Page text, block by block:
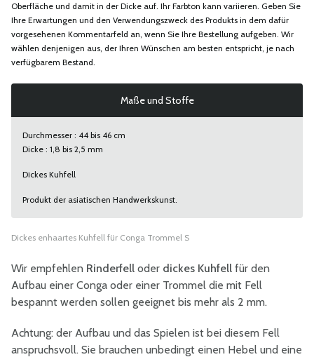
Oberfläche und damit in der Dicke auf. Ihr Farbton kann variieren. Geben Sie
Ihre Erwartungen und den Verwendungszweck des Produkts in dem dafür
vorgesehenen Kommentarfeld an, wenn Sie Ihre Bestellung aufgeben. Wir
wählen denjenigen aus, der Ihren Wünschen am besten entspricht, je nach
verfügbarem Bestand.
Maße und Stoffe
Durchmesser : 44 bis 46 cm
Dicke : 1,8 bis 2,5 mm
Dickes Kuhfell
Produkt der asiatischen Handwerkskunst.
Dickes enhaartes Kuhfell für Conga Trommel S
Wir empfehlen Rinderfell oder dickes Kuhfell für den
Aufbau einer Conga oder einer Trommel die mit Fell
bespannt werden sollen geeignet bis mehr als 2 mm.
Achtung: der Aufbau und das Spielen ist bei diesem Fell
anspruchsvoll. Sie brauchen unbedingt einen Hebel und eine